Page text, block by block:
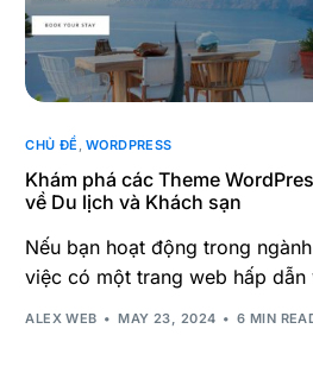
CHỦ ĐỀ , WORDPRESS
Khám phá các Theme
về Du lịch và Khách sạn
Nếu bạn hoạt động trong
việc có một trang web hấp
ALEX WEB MAY 23, 2024 6 MIN